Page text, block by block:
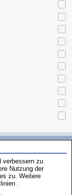
Artikel-Nr.
verbessern zu
Nutzung der
zu. Weitere